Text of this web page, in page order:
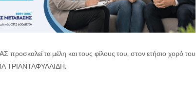
τα μέλη και τους φίλους του, στον ετήσιο χορό του
ΤΡΙΑΝΤΑΦΥΛΛΙΔΗ.